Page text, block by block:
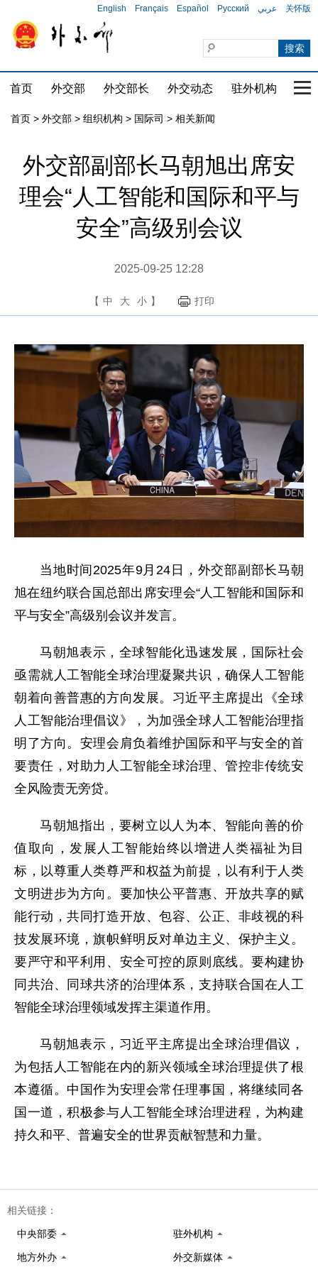
English Français Español Русский عربي 关怀版
首页 外交部 外交部长 外交动态 驻外机构 国
首页 > 外交部 > 组织机构 > 国际司 > 相关新闻
外交部副部长马朝旭出席安
理会“人工智能和国际和平与
安全”高级别会议
2025-09-25 12:28
【 中 大 小 】 打印
当地时间2025年9月24日，外交部副部长马朝
旭在纽约联合国总部出席安理会“人工智能和国际和
平与安全”高级别会议并发言。
马朝旭表示，全球智能化迅速发展，国际社会
亟需就人工智能全球治理凝聚共识，确保人工智能
朝着向善普惠的方向发展。习近平主席提出《全球
人工智能治理倡议》，为加强全球人工智能治理指
明了方向。安理会肩负着维护国际和平与安全的首
要责任，对助力人工智能全球治理、管控非传统安
全风险责无旁贷。
马朝旭指出，要树立以人为本、智能向善的价
值取向，发展人工智能始终以增进人类福祉为目
标，以尊重人类尊严和权益为前提，以有利于人类
文明进步为方向。要加快公平普惠、开放共享的赋
能行动，共同打造开放、包容、公正、非歧视的科
技发展环境，旗帜鲜明反对单边主义、保护主义。
要严守和平利用、安全可控的原则底线。要构建协
同共治、同球共济的治理体系，支持联合国在人工
智能全球治理领域发挥主渠道作用。
马朝旭表示，习近平主席提出全球治理倡议，
为包括人工智能在内的新兴领域全球治理提供了根
本遵循。中国作为安理会常任理事国，将继续同各
国一道，积极参与人工智能全球治理进程，为构建
持久和平、普遍安全的世界贡献智慧和力量。
相关链接：
中央部委 驻外机构
地方外办 外交新媒体